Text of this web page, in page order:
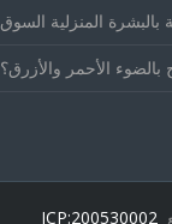
بالبشرة المنزلية السوق
الأحمر والأزرق؟
ICP:200530002